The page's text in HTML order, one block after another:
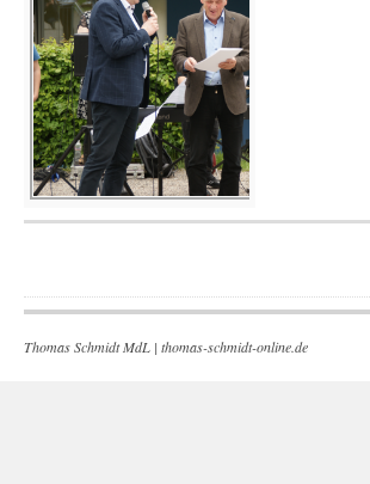
Thomas Schmidt MdL | thomas-schmidt-online.de